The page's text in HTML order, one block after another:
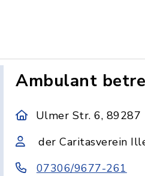
Ambulant
Ulmer Str. 6, 89287
der Caritasverein
07306/9677-261